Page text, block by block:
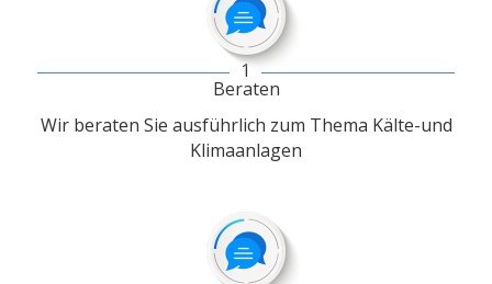
1
Beraten
Wir beraten Sie ausführlich zum Thema Kälte-und
Klimaanlagen